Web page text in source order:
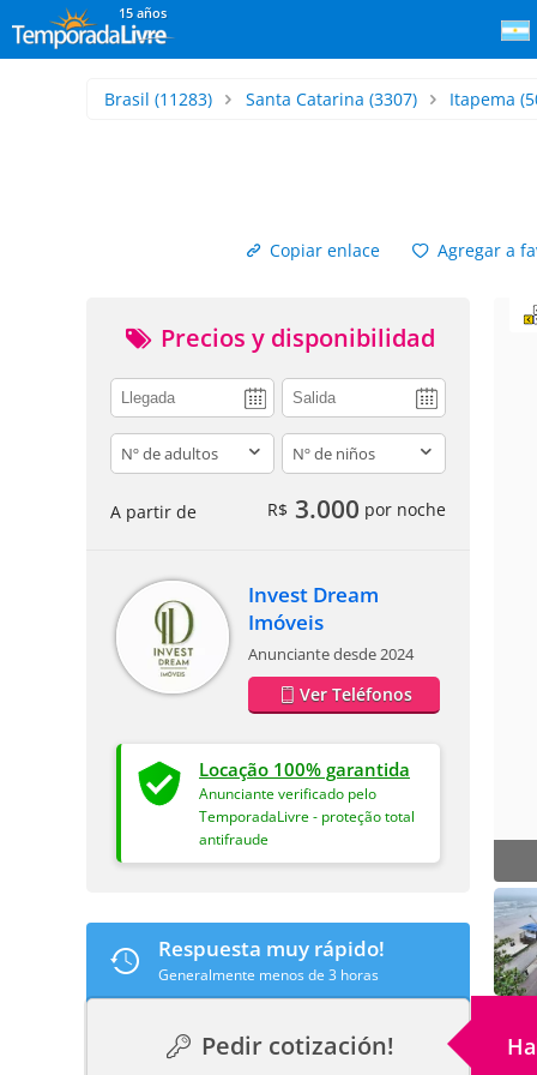
15 años
Brasil (11283) Santa Catarina (3307) Itapema
Copiar enlace
Agregar a
Precios y disponibilidad
adults children
A partir de R$ 3.000 por noche
Invest Dream
Imóveis
Anunciante desde 2024
Ver Teléfonos
Locação 100% garantida
Anunciante verificado pelo
TemporadaLivre - proteção total
antifraude
Respuesta muy rápido!
Generalmente menos de 3 horas
Pedir cotización!